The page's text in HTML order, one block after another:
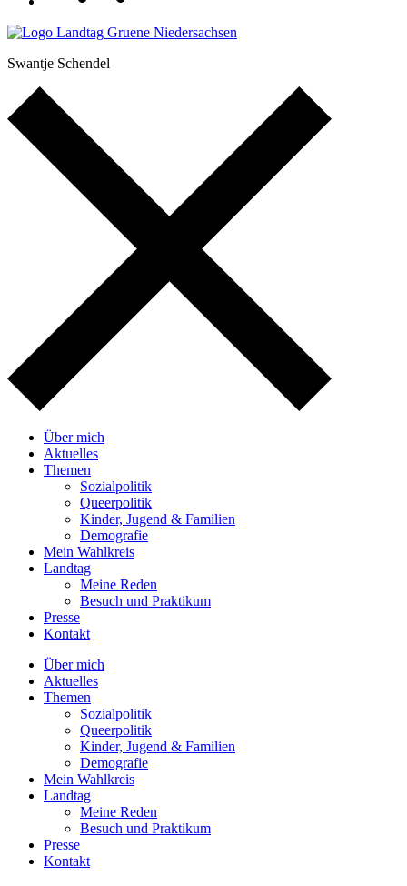
Swantje Schendel
Über mich
Aktuelles
Themen
Sozialpolitik
Queerpolitik
Kinder, Jugend & Familien
Demografie
Mein Wahlkreis
Landtag
Meine Reden
Besuch und Praktikum
Presse
Kontakt
Über mich
Aktuelles
Themen
Sozialpolitik
Queerpolitik
Kinder, Jugend & Familien
Demografie
Mein Wahlkreis
Landtag
Meine Reden
Besuch und Praktikum
Presse
Kontakt